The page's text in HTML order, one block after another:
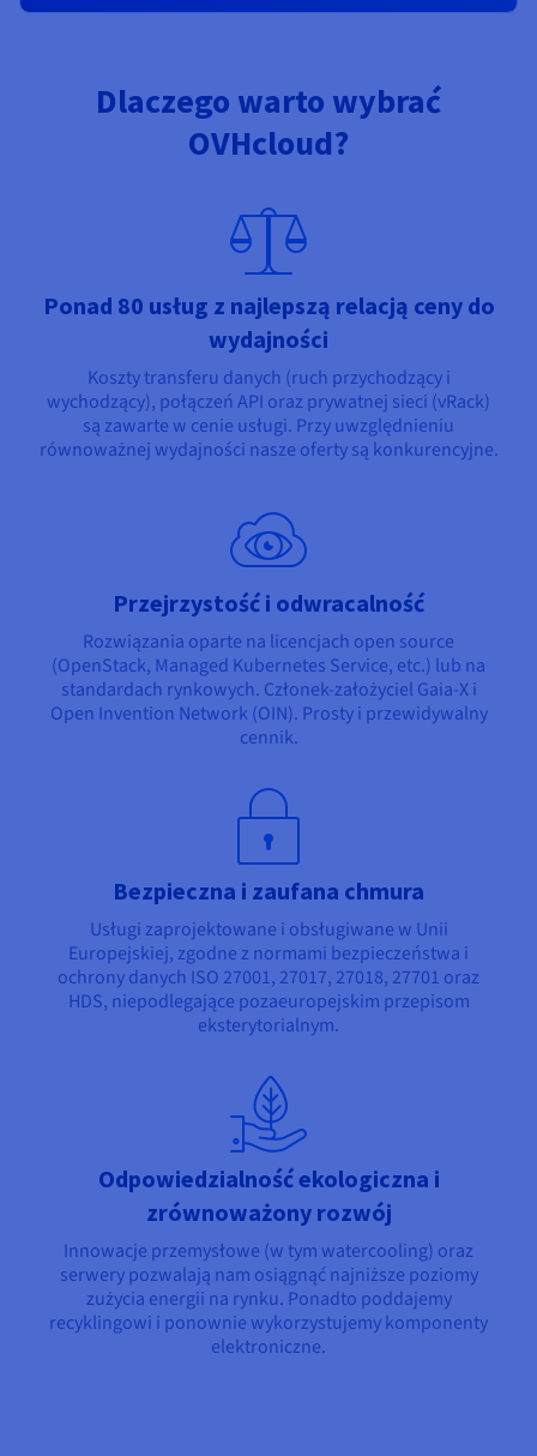
Dlaczego warto wybrać
OVHcloud?
Ponad 80 usług z najlepszą relacją ceny do
wydajności
Koszty transferu danych (ruch przychodzący i
wychodzący), połączeń API oraz prywatnej sieci (vRack)
są zawarte w cenie usługi. Przy uwzględnieniu
równoważnej wydajności nasze oferty są konkurencyjne.
Przejrzystość i odwracalność
Rozwiązania oparte na licencjach open source
(OpenStack, Managed Kubernetes Service, etc.) lub na
standardach rynkowych. Członek-założyciel Gaia-X i
Open Invention Network (OIN). Prosty i przewidywalny
cennik.
Bezpieczna i zaufana chmura
Usługi zaprojektowane i obsługiwane w Unii
Europejskiej, zgodne z normami bezpieczeństwa i
ochrony danych ISO 27001, 27017, 27018, 27701 oraz
HDS, niepodlegające pozaeuropejskim przepisom
eksterytorialnym.
Odpowiedzialność ekologiczna i
zrównoważony rozwój
Innowacje przemysłowe (w tym watercooling) oraz
serwery pozwalają nam osiągnąć najniższe poziomy
zużycia energii na rynku. Ponadto poddajemy
recyklingowi i ponownie wykorzystujemy komponenty
elektroniczne.